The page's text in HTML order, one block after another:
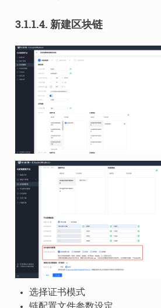
3.1.1.4. 新建区块链
选择证书模式
链配置文件参数设定